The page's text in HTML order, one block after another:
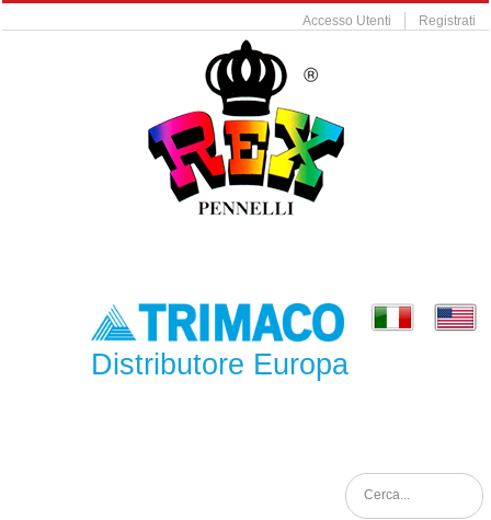
Accesso Utenti Registrati
Distributore Europa